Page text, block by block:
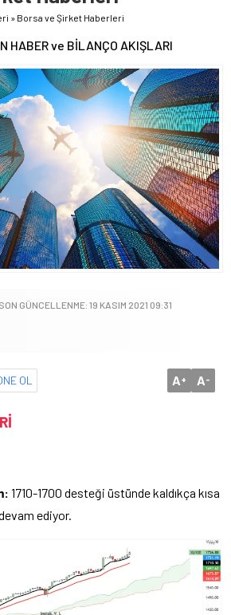
» Borsa ve Şirket Haberleri
HABER ve BİLANÇO AKIŞLARI
GÜNCELLENME: 19 KASIM 2021 09:31
OL A+ A-
1710-1700 desteği üstünde kaldıkça kısa
ediyor.